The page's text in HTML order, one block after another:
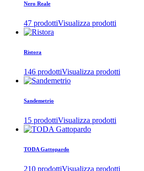
Nero Reale
47 prodottiVisualizza prodotti
Ristora
146 prodottiVisualizza prodotti
Sandemetrio
15 prodottiVisualizza prodotti
TODA Gattopardo
210 prodottiVisualizza prodotti